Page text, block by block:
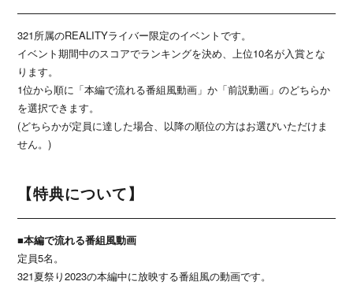
321所属のREALITYライバー限定のイベントです。
イベント期間中のスコアでランキングを決め、上位10名が入賞とな
ります。
1位から順に「本編で流れる番組風動画」か「前説動画」のどちらか
を選択できます。
(どちらかが定員に達した場合、以降の順位の方はお選びいただけま
せん。)
【特典について】
■本編で流れる番組風動画
定員5名。
321夏祭り2023の本編中に放映する番組風の動画です。